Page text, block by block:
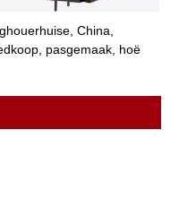
China,
pasgemaak, hoë